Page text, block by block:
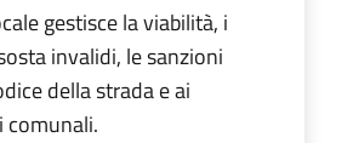
gestisce la viabilità, i
invalidi, le sanzioni
della strada e ai
comunali.